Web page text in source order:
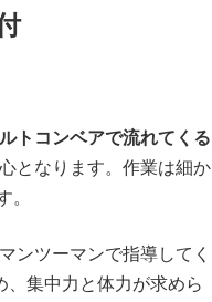
トコンベアで流れてくる
となります。作業は細か
。
ンツーマンで指導してく
、集中力と体力が求めら